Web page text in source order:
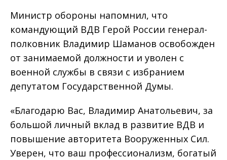
Министр обороны напомнил, что
командующий ВДВ Герой России генерал-
полковник Владимир Шаманов освобожден
от занимаемой должности и уволен с
военной службы в связи с избранием
депутатом Государственной Думы.
«Благодарю Вас, Владимир Анатольевич, за
большой личный вклад в развитие ВДВ и
повышение авторитета Вооруженных Сил.
Уверен, что ваш профессионализм, богатый